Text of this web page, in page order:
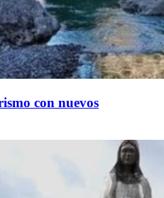
con nuevos